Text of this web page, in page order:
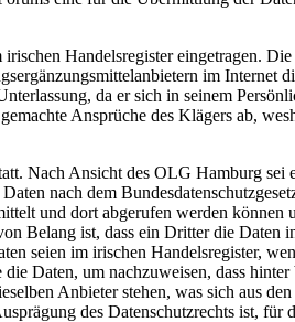
Handelsregister eingetragen.
im Internet
da er sich in seinem
Ansprüche des Klägers ab,
Nach Ansicht des OLG Hamburg sei
nach dem
und dort abgerufen werden können
Belang ist, dass ein Dritter die Daten
seien im irischen Handelsregister,
Daten, um nachzuweisen, dass hinter
Anbieter stehen, was sich aus
des Datenschutzrechts ist, für